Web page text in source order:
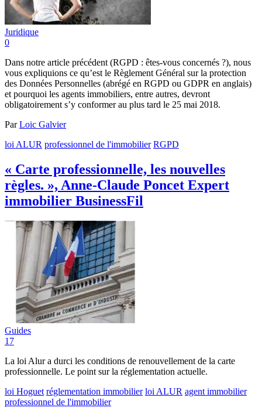
Juridique
0
Dans notre article précédent (RGPD : êtes-vous concernés ?), nous
vous expliquions ce qu’est le Règlement Général sur la protection
des Données Personnelles (abrégé en RGPD ou GDPR en anglais)
et pourquoi les agents immobiliers, entre autres, devront
obligatoirement s’y conformer au plus tard le 25 mai 2018.
ParLoic Galvier
loi ALUR professionnel de l'immobilier RGPD
« Carte professionnelle, les nouvelles
règles. », Anne-Claude Poncet Expert
immobilier BusinessFil
Guides
17
La loi Alur a durci les conditions de renouvellement de la carte
professionnelle. Le point sur la réglementation actuelle.
loi Hoguet réglementation immobilier loi ALUR agent immobilier
professionnel de l'immobilier